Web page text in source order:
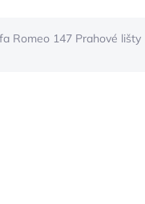
Romeo 147 Prahové lišty